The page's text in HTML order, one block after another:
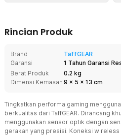
Rincian Produk
Brand
TaffGEAR
Garansi
1 Tahun Garansi
Berat Produk
0.2 kg
Dimensi Kemasan 9 x 5 x 13 cm
Tingkatkan performa gaming
berkualitas dari TaffGEAR. Dirancang
menggunakan sensor optik dengan
gerakan yang presisi. Koneksi wireless